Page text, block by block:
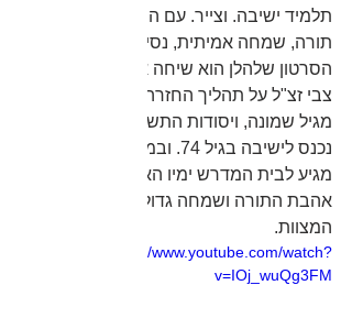
תלמיד ישיבה. וצייר. עם הרבה אהבת
תורה, שמחה אמיתית, נסיון וחכמת חיים.
הסרטון שלהלן הוא שיחה אישית עם הרב
צבי זצ"ל על תהליך החזרה בתשובה שלו
מגיל שמונה, ויסודות התשובה בכלל. ואיך
נכנס לישיבה בגיל 74. ובמסירות נפש היה
מגיע לבית המדרש ימיו האחרונים, מתוך
אהבת התורה ושמחה גדולה בלימוד וקיום
המצוות.
https://www.youtube.com/watch?
v=IOj_wuQg3FM